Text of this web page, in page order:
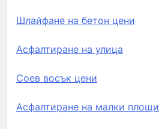
Шлайфане на бетон цени
Асфалтиране на улица
Соев восък цени
Асфалтиране на малки площи